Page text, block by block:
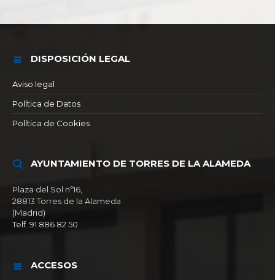
DISPOSICIÓN LEGAL
Aviso legal
Política de Datos
Política de Cookies
AYUNTAMIENTO DE TORRES DE LA ALAMEDA
Plaza del Sol nº16,
28813 Torres de la Alameda
(Madrid)
Telf. 91 886 82 50
ACCESOS